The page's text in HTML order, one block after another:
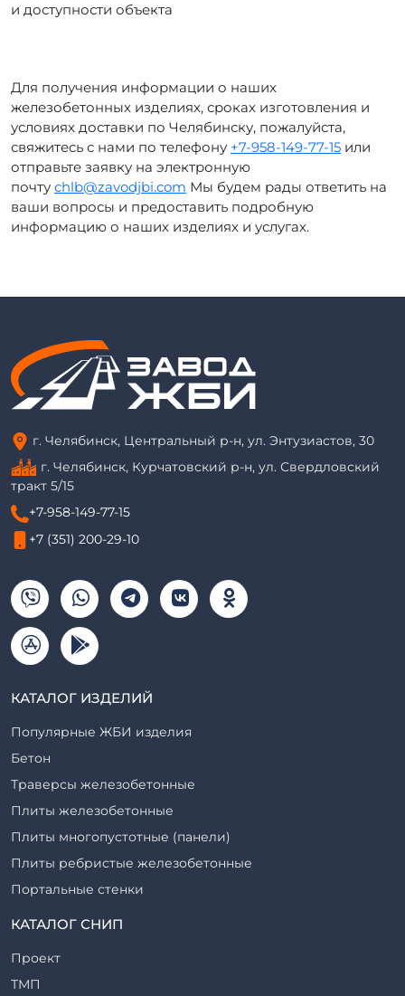
и доступности объекта
Для получения информации о наших
железобетонных изделиях, сроках изготовления и
условиях доставки по Челябинску, пожалуйста,
свяжитесь с нами по телефону +7-958-149-77-15 или
отправьте заявку на электронную
почту chlb@zavodjbi.com Мы будем рады ответить на
ваши вопросы и предоставить подробную
информацию о наших изделиях и услугах.
г. Челябинск, Центральный р-н, ул. Энтузиастов, 30
г. Челябинск, Курчатовский р-н, ул. Свердловский
тракт 5/15
+7-958-149-77-15
+7 (351) 200-29-10
КАТАЛОГ ИЗДЕЛИЙ
Популярные ЖБИ изделия
Бетон
Траверсы железобетонные
Плиты железобетонные
Плиты многопустотные (панели)
Плиты ребристые железобетонные
Портальные стенки
Прогоны железобетонные
Ригели железобетонные
КАТАЛОГ СНИП
Проект
ТМП